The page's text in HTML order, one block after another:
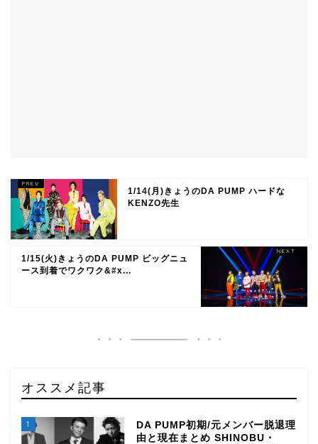
1/14(月)きょうのDA PUMP ハードな
KENZO先生
1/15(火)きょうのDA PUMP ビッグニュ
ース到着でワクワク&#x...
オススメ記事
1
DA PUMP初期/元メンバー脱退理
由と現在まとめ SHINOBU・